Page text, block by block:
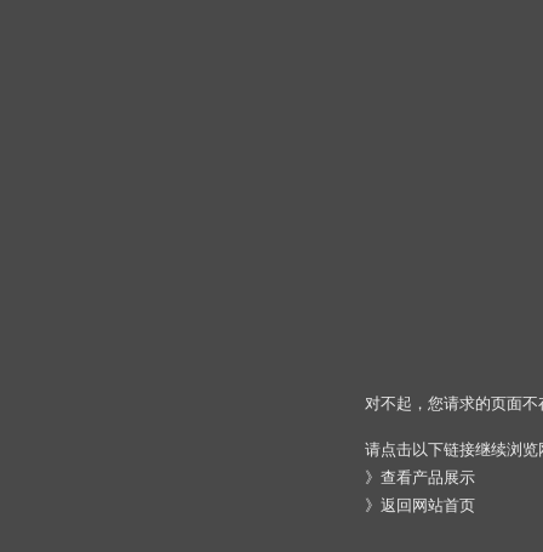
对不起，您请求的页面
请点击以下链接继续浏览
》 查看产品展示
》 返回网站首页